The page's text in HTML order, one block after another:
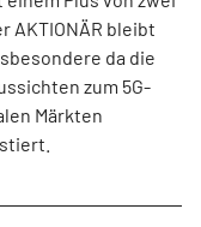
AKTIONÄR bleibt
da die
zum 5G-
Märkten